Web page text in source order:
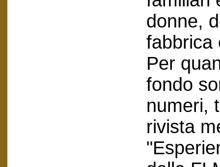
donne,
fabbrica
Per
fondo
numeri,
rivista